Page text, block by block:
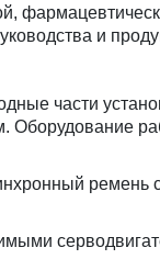
и
части
ремень